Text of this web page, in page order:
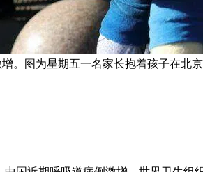
。图为星期五一名家长抱着孩子在北